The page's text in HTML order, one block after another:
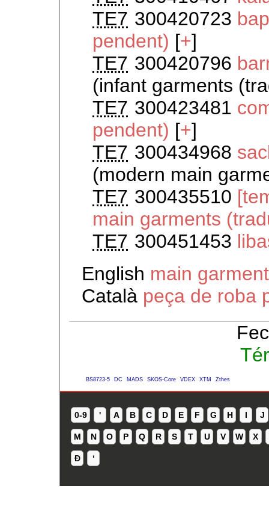
TE7 300420723
pendent) [+]
TE7 300420796
(infant garments
TE7 300423481
pendent) [+]
TE7 300434968
(modern main
TE7 300435510
main garments
TE7 300451453
English main
Català peça de roba
BS8723-5 DC MADS SKOS-Core VDEX XTM Zthes
0-9 ' A B C D E F G H I J
M N O P Q R S T U V W X
Ð ʻ